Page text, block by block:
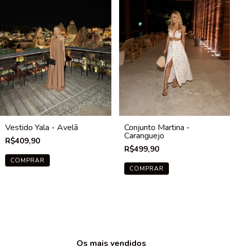
Vestido Yala - Avelã
R$409,90
COMPRAR
Conjunto Martina -
Caranguejo
R$499,90
COMPRAR
Os mais vendidos